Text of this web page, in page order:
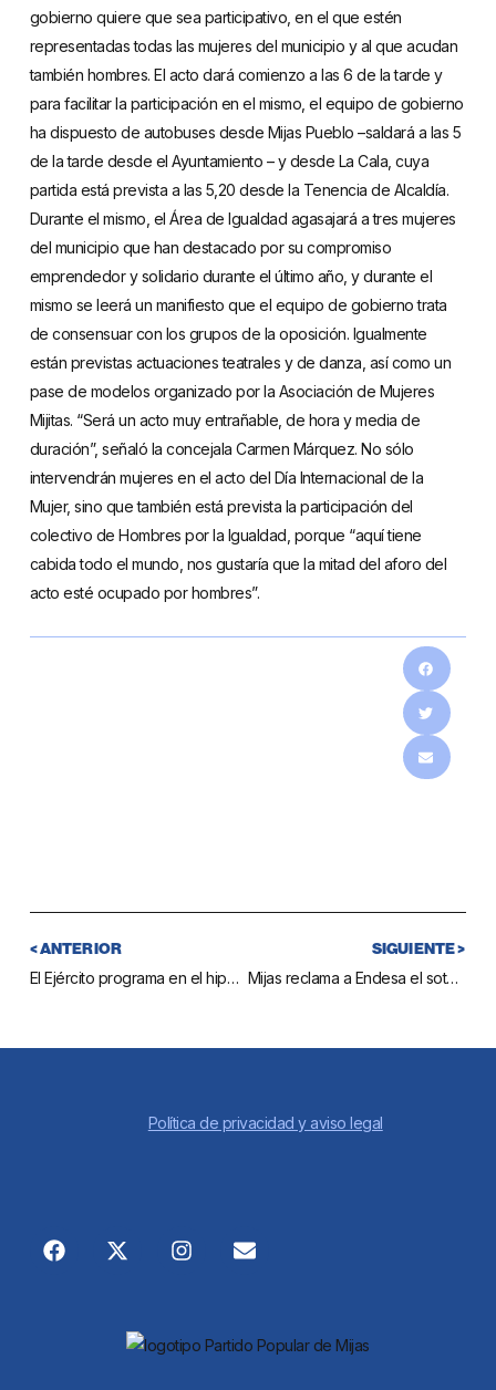
gobierno quiere que sea participativo, en el que estén
representadas todas las mujeres del municipio y al que acudan
también hombres. El acto dará comienzo a las 6 de la tarde y
para facilitar la participación en el mismo, el equipo de gobierno
ha dispuesto de autobuses desde Mijas Pueblo –saldará a las 5
de la tarde desde el Ayuntamiento – y desde La Cala, cuya
partida está prevista a las 5,20 desde la Tenencia de Alcaldía.
Durante el mismo, el Área de Igualdad agasajará a tres mujeres
del municipio que han destacado por su compromiso
emprendedor y solidario durante el último año, y durante el
mismo se leerá un manifiesto que el equipo de gobierno trata
de consensuar con los grupos de la oposición. Igualmente
están previstas actuaciones teatrales y de danza, así como un
pase de modelos organizado por la Asociación de Mujeres
Mijitas. “Será un acto muy entrañable, de hora y media de
duración”, señaló la concejala Carmen Márquez. No sólo
intervendrán mujeres en el acto del Día Internacional de la
Mujer, sino que también está prevista la participación del
colectivo de Hombres por la Igualdad, porque “aquí tiene
cabida todo el mundo, nos gustaría que la mitad del aforo del
acto esté ocupado por hombres”.
< ANTERIOR
El Ejército programa en el hipódromo una parada para la inseminación de yeguas
SIGUIENTE >
Mijas reclama a Endesa el soterramiento de la línea eléctrica que discurre por el Camino de Campanales dada su peligrosidad
Política de privacidad y aviso legal